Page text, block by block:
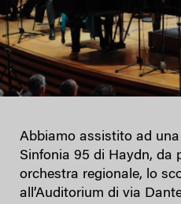
Abbiamo assistito ad
Sinfonia 95 di Haydn, da
orchestra regionale, lo
all’Auditorium di via